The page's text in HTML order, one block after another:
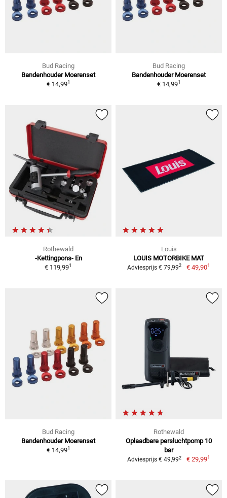
Bud Racing
Bandenhouder Moerenset
€ 14,991
Bud Racing
Bandenhouder Moerenset
€ 14,991
Rothewald
-Kettingpons- En
€ 119,991
Louis
LOUIS MOTORBIKE MAT
Adviesprijs € 79,992 € 49,901
Bud Racing
Bandenhouder Moerenset
€ 14,991
Rothewald
Oplaadbare persluchtpomp 10
bar
Adviesprijs € 49,992 € 29,991